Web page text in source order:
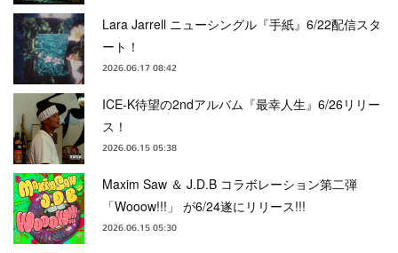
Lara Jarrell ニューシングル『手紙』6/22配信スタ
ート！
2026.06.17 08:42
ICE-K待望の2ndアルバム『最幸人生』6/26リリー
ス！
2026.06.15 05:38
Maxim Saw ＆ J.D.B コラボレーション第二弾
「Wooow!!!」 が6/24遂にリリース!!!
2026.06.15 05:30